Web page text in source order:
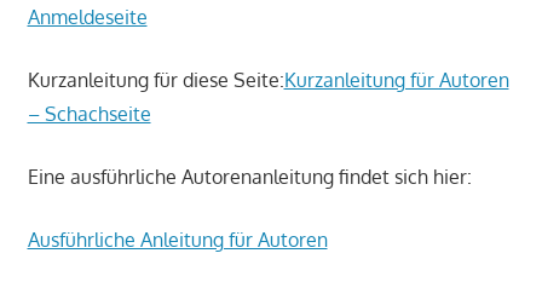
Anmeldeseite
Kurzanleitung für diese Seite:Kurzanleitung für Autoren
– Schachseite
Eine ausführliche Autorenanleitung findet sich hier:
Ausführliche Anleitung für Autoren